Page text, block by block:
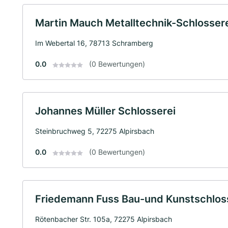
Martin Mauch Metalltechnik-
Im Webertal 16, 78713 Schramberg
0.0 (0 Bewertungen)
Johannes Müller Schlosserei
Steinbruchweg 5, 72275 Alpirsbach
0.0 (0 Bewertungen)
Friedemann Fuss Bau-und
Rötenbacher Str. 105a, 72275 Alpirsbach